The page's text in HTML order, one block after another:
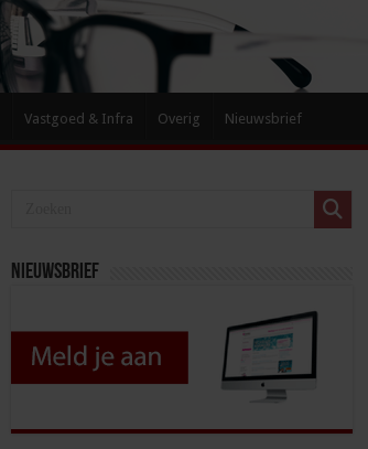
Vastgoed & Infra Overig Nieuwsbrief
Nieuwsbrief